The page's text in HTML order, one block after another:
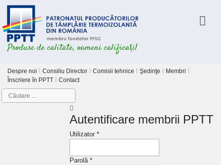
Produse de calitate, oameni calificați!
Despre noi Consiliu Director Comisii tehnice Şedinţe
Membri
Înscriere în PPTT
Contact
Autentificare membrii PPTT
Utilizator *
Parolă *